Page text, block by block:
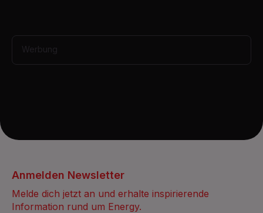
e
Werbung
Anmelden Newsletter
Melde dich jetzt an und erhalte inspirierende
Information rund um Energy.